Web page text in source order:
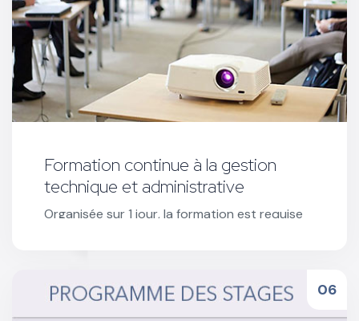
Formation continue à la gestion
technique et administrative
Organisée sur 1 jour, la formation est requise
Réserver votre formation